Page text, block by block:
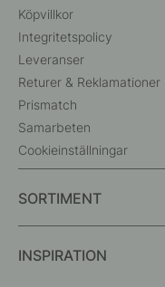
Köpvillkor
Integritetspolicy
Leveranser
Returer & Reklamationer
Prismatch
Samarbeten
Cookieinställningar
SORTIMENT
INSPIRATION